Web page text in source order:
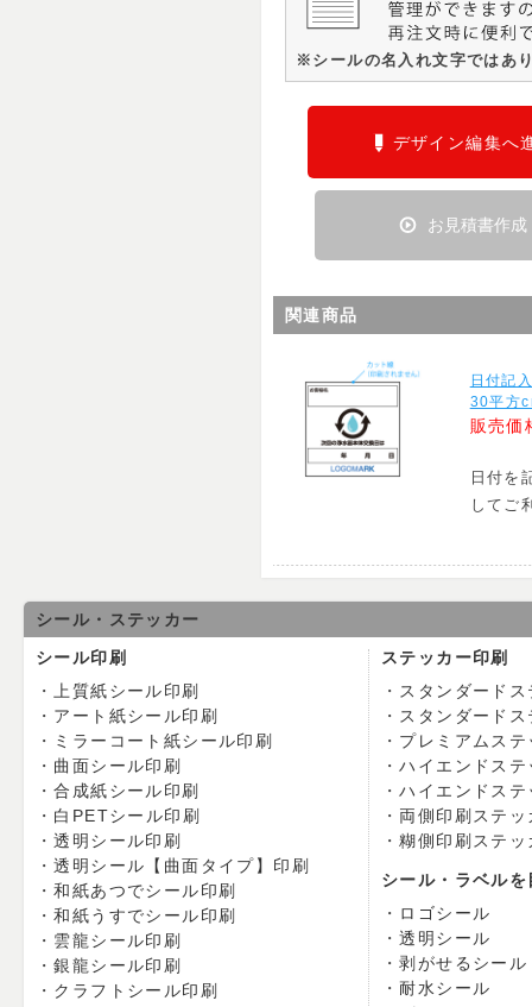
※シールの名入れ文字ではあ
お見積書作成
デザイン編集へ
関連商品
日付記
30平方
販売価
日付を
してご
シール・ステッカー
シール印刷
上質紙シール印刷
アート紙シール印刷
ミラーコート紙シール印刷
曲面シール印刷
合成紙シール印刷
白PETシール印刷
透明シール印刷
透明シール【曲面タイプ】印刷
和紙あつでシール印刷
和紙うすでシール印刷
雲龍シール印刷
銀龍シール印刷
クラフトシール印刷
ステッカー印刷
スタンダード
スタンダード
プレミアムステ
ハイエンドステ
ハイエンドス
両側印刷ステッ
糊側印刷ステッ
シール・ラベル
ロゴシール
透明シール
剥がせるシール
耐水シール